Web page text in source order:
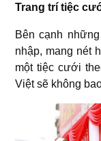
Trang trí tiệc
Bên cạnh
nhập, mang nét
một tiệc cưới
Việt sẽ không